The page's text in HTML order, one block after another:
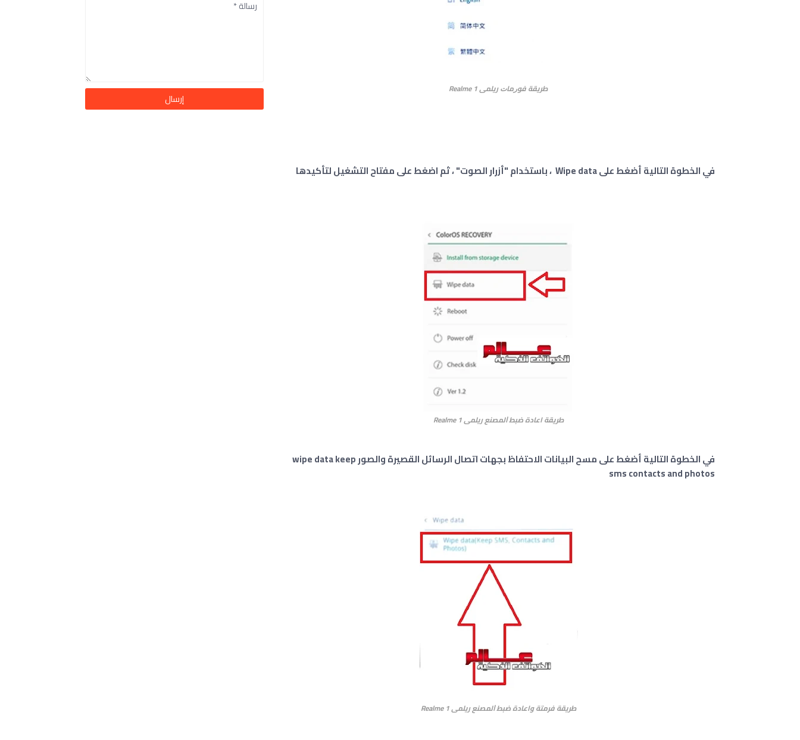
طريقة ﻓﻮﺭﻣﺎﺕ ريلمى Realme 1
في الخطوة التالية أضغط على Wipe data ، باستخدام "أزرار الصوت" ، ثم اضغط على مفتاح التشغيل لتأكيدها
طريقة اعادة ﺿﺒﻂ ﺍﻟﻤﺼﻨﻊ ريلمى Realme 1
في الخطوة التالية أضغط على مسح البيانات الاحتفاظ بجهات اتصال الرسائل القصيرة والصور wipe data keep
sms contacts and photos
طريقةفرمتةواعادة ﺿﺒﻂ ﺍﻟﻤﺼﻨﻊ ريلمى Realme 1